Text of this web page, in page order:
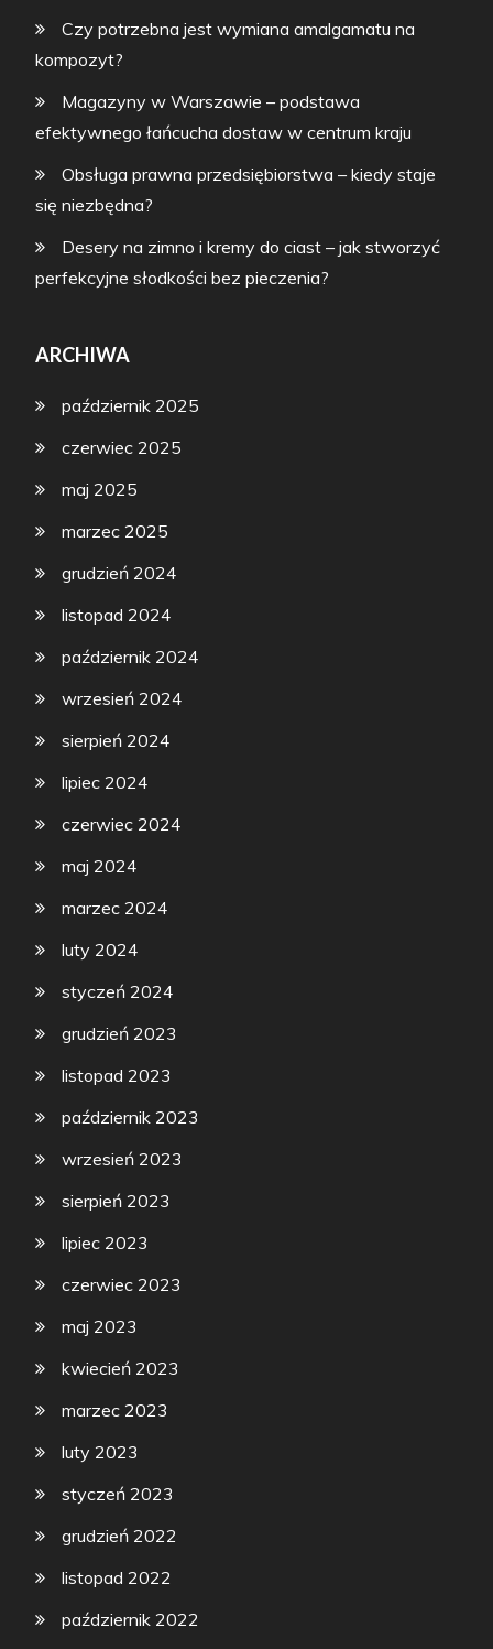
Czy potrzebna jest wymiana amalgamatu na
kompozyt?
Magazyny w Warszawie – podstawa
efektywnego łańcucha dostaw w centrum kraju
Obsługa prawna przedsiębiorstwa – kiedy staje
się niezbędna?
Desery na zimno i kremy do ciast – jak stworzyć
perfekcyjne słodkości bez pieczenia?
ARCHIWA
październik 2025
czerwiec 2025
maj 2025
marzec 2025
grudzień 2024
listopad 2024
październik 2024
wrzesień 2024
sierpień 2024
lipiec 2024
czerwiec 2024
maj 2024
marzec 2024
luty 2024
styczeń 2024
grudzień 2023
listopad 2023
październik 2023
wrzesień 2023
sierpień 2023
lipiec 2023
czerwiec 2023
maj 2023
kwiecień 2023
marzec 2023
luty 2023
styczeń 2023
grudzień 2022
listopad 2022
październik 2022